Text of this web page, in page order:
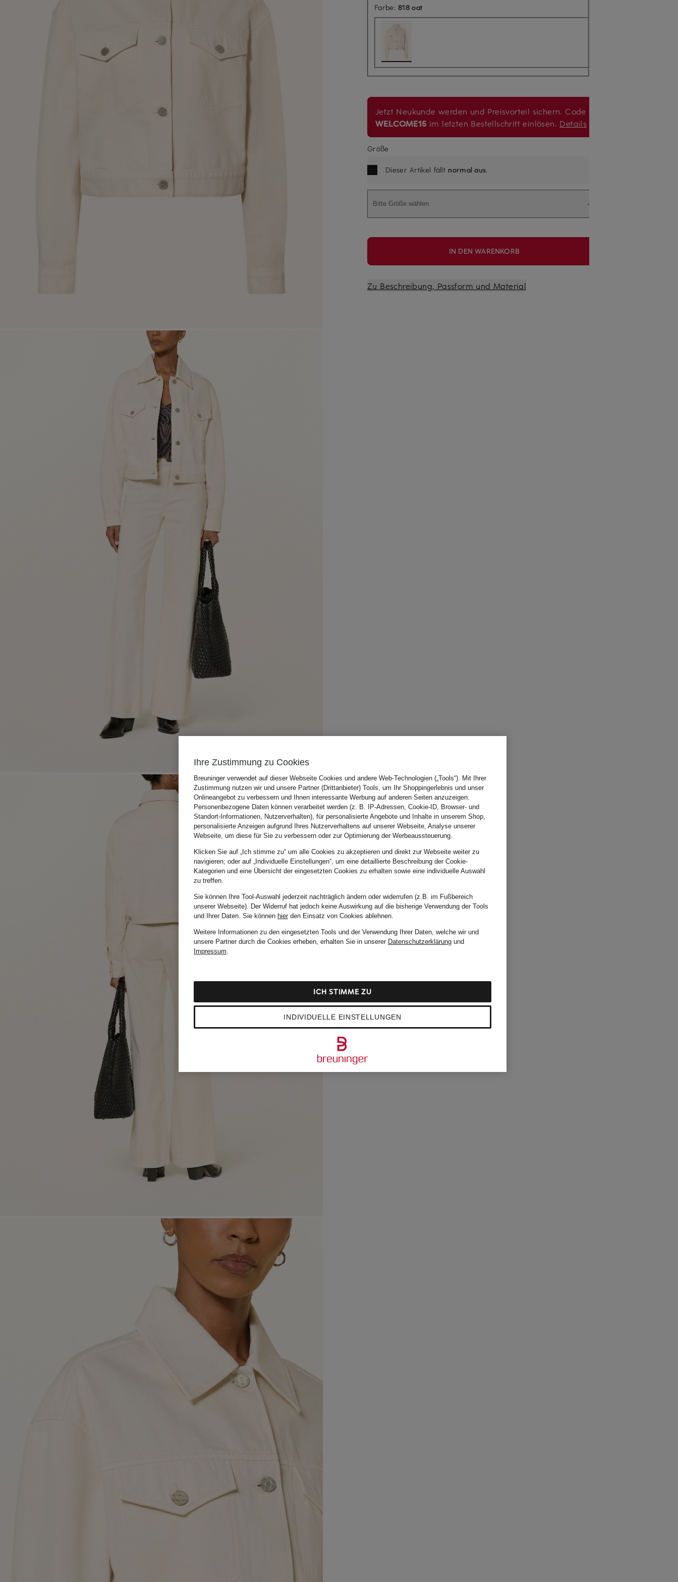
Farbe:818 oat
Jetzt Neukunde werden und Preisvorteil sichern. Code
WELCOME15 im letzten Bestellschritt einlösen. Details
Größe
Dieser Artikel fällt normal aus.
Bitte Größe wählen
IN DEN WARENKORB
Zu Beschreibung, Passform und Material
Ihre Zustimmung zu Cookies
Breuninger verwendet auf dieser Webseite Cookies und andere Web-Technologien („Tools“). Mit Ihrer
Zustimmung nutzen wir und unsere Partner (Drittanbieter) Tools, um Ihr Shoppingerlebnis und unser
Onlineangebot zu verbessern und Ihnen interessante Werbung auf anderen Seiten anzuzeigen.
Personenbezogene Daten können verarbeitet werden (z. B. IP-Adressen, Cookie-ID, Browser- und
Standort-Informationen, Nutzerverhalten), für personalisierte Angebote und Inhalte in unserem Shop,
personalisierte Anzeigen aufgrund Ihres Nutzerverhaltens auf unserer Webseite, Analyse unserer
Webseite, um diese für Sie zu verbessern oder zur Optimierung der Werbeaussteuerung.
Klicken Sie auf „Ich stimme zu“ um alle Cookies zu akzeptieren und direkt zur Webseite weiter zu
navigieren; oder auf „Individuelle Einstellungen“, um eine detaillierte Beschreibung der Cookie-
Kategorien und eine Übersicht der eingesetzten Cookies zu erhalten sowie eine individuelle Auswahl
zu treffen.
Sie können Ihre Tool-Auswahl jederzeit nachträglich ändern oder widerrufen (z.B. im Fußbereich
unserer Webseite). Der Widerruf hat jedoch keine Auswirkung auf die bisherige Verwendung der Tools
und Ihrer Daten. Sie können hierden Einsatz von Cookies ablehnen.
Weitere Informationen zu den eingesetzten Tools und der Verwendung Ihrer Daten, welche wir und
unsere Partner durch die Cookies erheben, erhalten Sie in unserer Datenschutzerklärung und
Impressum.
INDIVIDUELLE EINSTELLUNGEN
ICH STIMME ZU